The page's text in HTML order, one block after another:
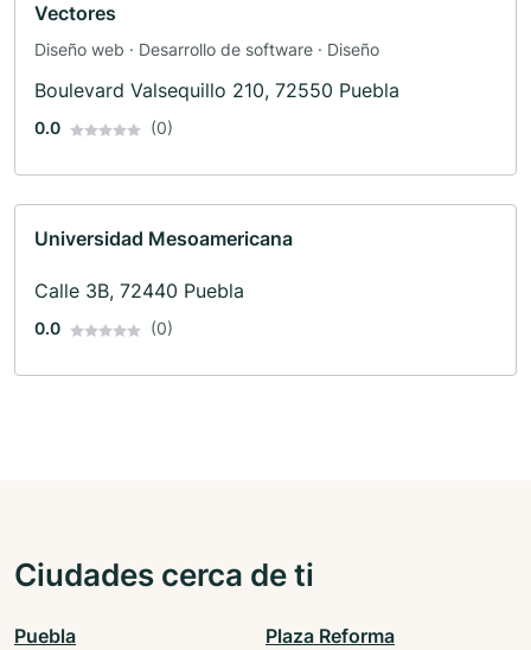
Vectores
Diseño web · Desarrollo de software · Diseño
Boulevard Valsequillo 210, 72550 Puebla
0.0 (0)
Universidad Mesoamericana
Calle 3B, 72440 Puebla
0.0 (0)
Ciudades cerca de ti
Puebla Plaza Reforma